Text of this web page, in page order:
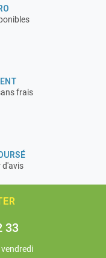
/ 130 mm
à la récecption de
qui
des établis de
frais
d'avis
33